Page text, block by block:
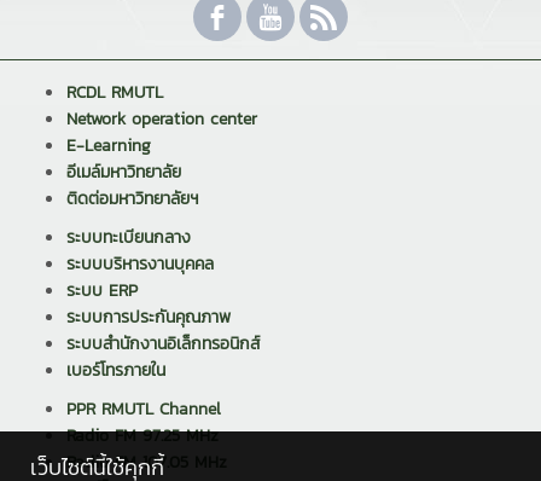
RCDL RMUTL
Network operation center
E-Learning
อีเมล์มหาวิทยาลัย
ติดต่อมหาวิทยาลัยฯ
ระบบทะเบียนกลาง
ระบบบริหารงานบุคคล
ระบบ ERP
ระบบการประกันคุณภาพ
ระบบสำนักงานอิเล็กทรอนิกส์
เบอร์โทรภายใน
PPR RMUTL Channel
Radio FM 97.25 MHz
Radio FM 107.05 MHz
เว็บไซต์นี้ใช้คุกกี้